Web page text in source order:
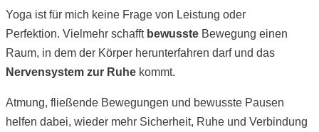
Yoga ist für mich keine Frage von Leistung oder
Perfektion. Vielmehr schafft bewusste Bewegung einen
Raum, in dem der Körper herunterfahren darf und das
Nervensystem zur Ruhe kommt.
Atmung, fließende Bewegungen und bewusste Pausen
helfen dabei, wieder mehr Sicherheit, Ruhe und Verbindung